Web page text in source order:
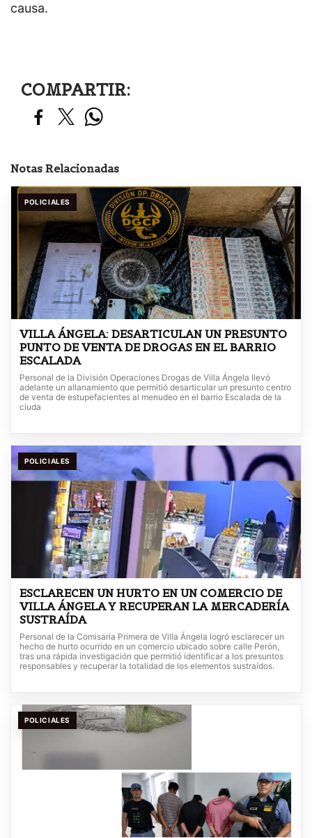
causa.
COMPARTIR:
Notas Relacionadas
POLICIALES
VILLA ÁNGELA: DESARTICULAN UN PRESUNTO
PUNTO DE VENTA DE DROGAS EN EL BARRIO
ESCALADA
Personal de la División Operaciones Drogas de Villa Ángela llevó
adelante un allanamiento que permitió desarticular un presunto centro
de venta de estupefacientes al menudeo en el barrio Escalada de la
ciuda
POLICIALES
ESCLARECEN UN HURTO EN UN COMERCIO DE
VILLA ÁNGELA Y RECUPERAN LA MERCADERÍA
SUSTRAÍDA
Personal de la Comisaría Primera de Villa Ángela logró esclarecer un
hecho de hurto ocurrido en un comercio ubicado sobre calle Perón,
tras una rápida investigación que permitió identificar a los presuntos
responsables y recuperar la totalidad de los elementos sustraídos.
POLICIALES